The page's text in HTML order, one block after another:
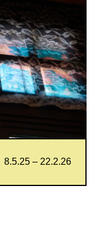
8.5.25 – 22.2.26